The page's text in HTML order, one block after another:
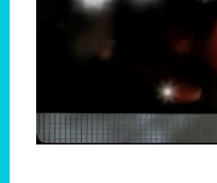
Loaded